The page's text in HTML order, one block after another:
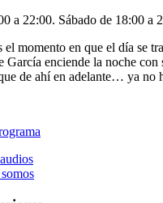
a 22:00. Sábado de 18:00 a
el momento en que el día se
García enciende la noche
de ahí en adelante… ya no